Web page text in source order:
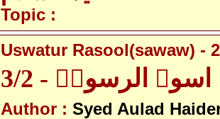
Topic :
Uswatur Rasool(sawaw) -
اسوۃ الرسولؐ - 3/2
Author : Syed Aulad